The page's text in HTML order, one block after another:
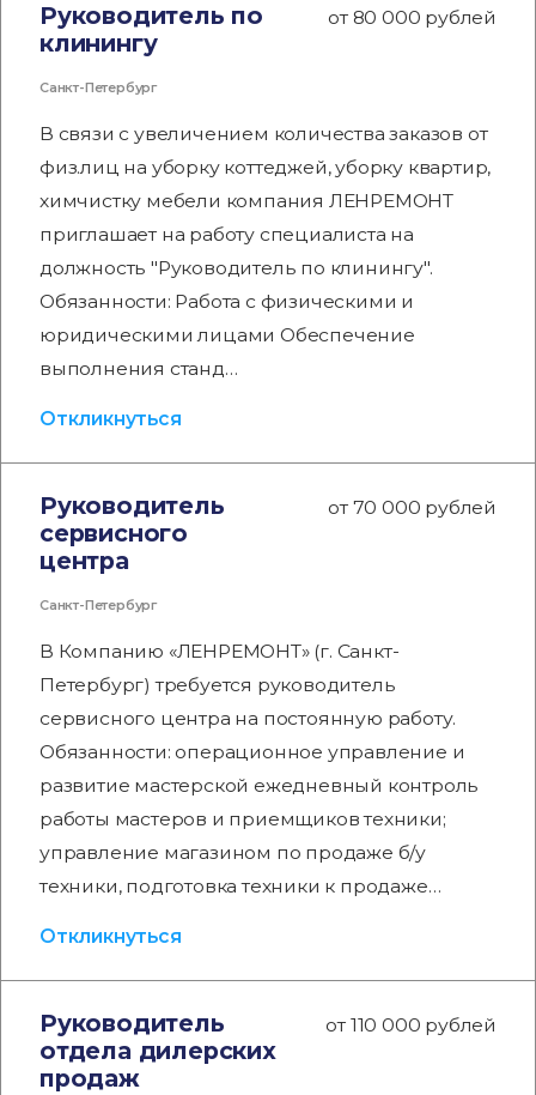
Руководитель по
клинингу
от 80 000 рублей
Санкт-Петербург
В связи с увеличением количества заказов от
физ.лиц на уборку коттеджей, уборку квартир,
химчистку мебели компания ЛЕНРЕМОНТ
приглашает на работу специалиста на
должность "Руководитель по клинингу".
Обязанности: Работа с физическими и
юридическими лицами Обеспечение
выполнения станд…
Откликнуться
Руководитель
сервисного
центра
от 70 000 рублей
Санкт-Петербург
В Компанию «ЛЕНРЕМОНТ» (г. Санкт-
Петербург) требуется руководитель
сервисного центра на постоянную работу.
Обязанности: операционное управление и
развитие мастерской ежедневный контроль
работы мастеров и приемщиков техники;
управление магазином по продаже б/у
техники, подготовка техники к продаже…
Откликнуться
Руководитель
отдела дилерских
продаж
от 110 000 рублей